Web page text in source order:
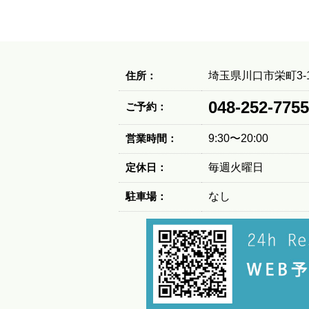
住所： 埼玉県川口市栄町3-
ご予約： 048-252-7755
営業時間： 9:30〜20:00
定休日： 毎週火曜日
駐車場： なし